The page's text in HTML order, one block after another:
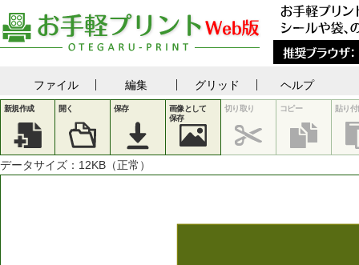
ファイル 編集 グリッド ヘルプ
新規作成 開く 保存
画像として
保存
切り取り コピー 貼り付
データサイズ： 12KB（正常）